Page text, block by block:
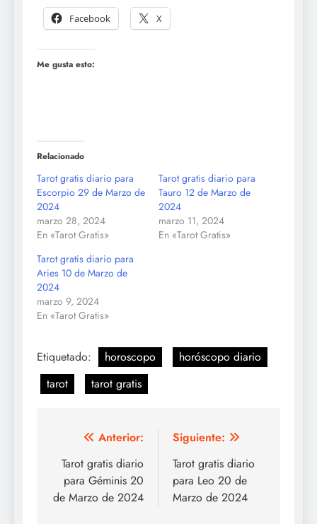
Facebook
X
Me gusta esto:
Relacionado
Tarot gratis diario para
Escorpio 29 de Marzo de
2024
marzo 28, 2024
En «Tarot Gratis»
Tarot gratis diario para
Tauro 12 de Marzo de
2024
marzo 11, 2024
En «Tarot Gratis»
Tarot gratis diario para
Aries 10 de Marzo de
2024
marzo 9, 2024
En «Tarot Gratis»
Etiquetado: horoscopo
horóscopo diario
tarot
tarot gratis
Navegación
de
entradas
Anterior:
Tarot gratis diario
para Géminis 20
de Marzo de 2024
Siguiente:
Tarot gratis diario
para Leo 20 de
Marzo de 2024